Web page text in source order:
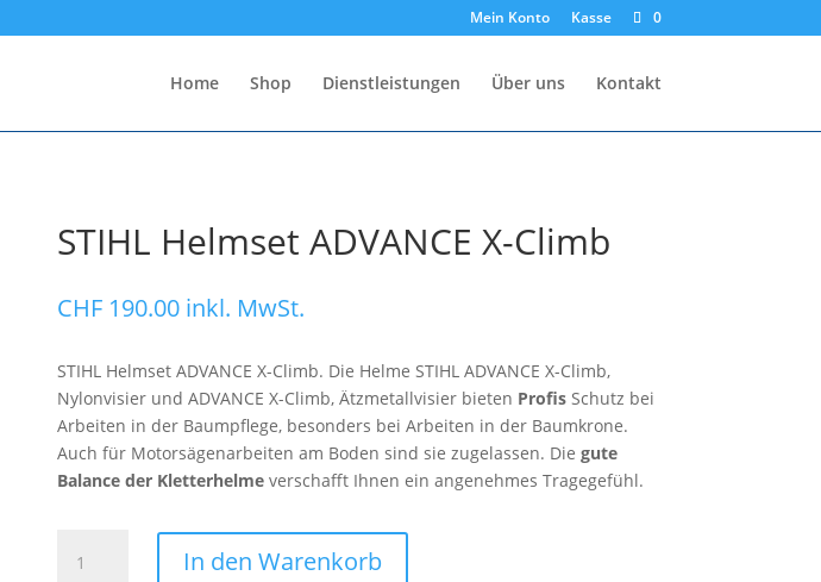
Mein Konto Kasse 0
Home Shop Dienstleistungen Über uns Kontakt
STIHL Helmset ADVANCE X-Climb
CHF190.00 inkl. MwSt.
STIHL Helmset ADVANCE X-Climb. Die Helme STIHL ADVANCE X-Climb,
Nylonvisier und ADVANCE X-Climb, Ätzmetallvisier bieten ProfisSchutz bei
Arbeiten in der Baumpflege, besonders bei Arbeiten in der Baumkrone.
Auch für Motorsägenarbeiten am Boden sind sie zugelassen. Die gute
Balance der Kletterhelmeverschafft Ihnen ein angenehmes Tragegefühl.
Helmset
In den Warenkorb